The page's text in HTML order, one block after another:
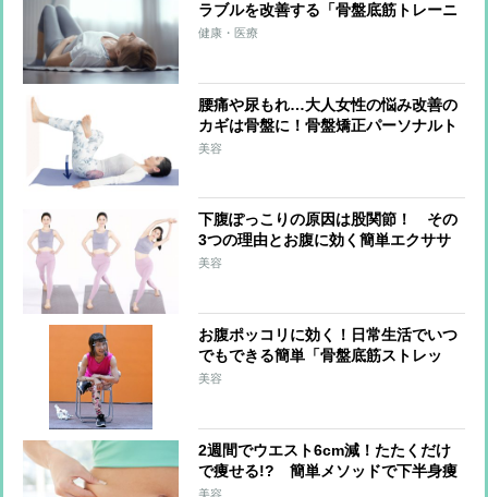
ラブルを改善する「骨盤底筋トレーニ
ング」 ポイントは「5秒吐いて、5秒
健康・医療
腰痛や尿もれ…大人女性の悩み改善の
カギは骨盤に！骨盤矯正パーソナルト
レーナーが教える寝たままできる体操
美容
下腹ぽっこりの原因は股関節！ その
3つの理由とお腹に効く簡単エクササ
イズ
美容
お腹ポッコリに効く！日常生活でいつ
でもできる簡単「骨盤底筋ストレッ
チ」
美容
2週間でウエスト6cm減！たたくだけ
で痩せる!? 簡単メソッドで下半身痩
せを目指せる
美容